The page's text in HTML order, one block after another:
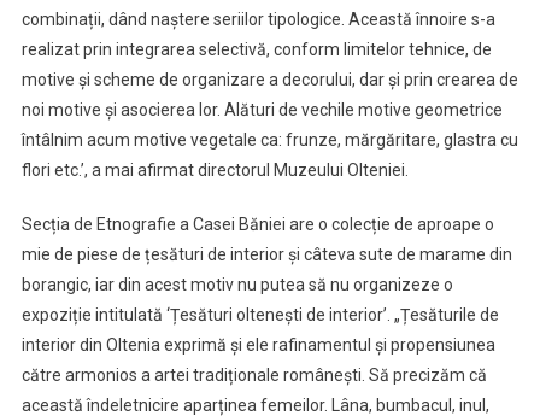
combinații, dând naștere seriilor tipologice. Această înnoire s-a
realizat prin integrarea selectivă, conform limitelor tehnice, de
motive și scheme de organizare a decorului, dar și prin crearea de
noi motive și asocierea lor. Alături de vechile motive geometrice
întâlnim acum motive vegetale ca: frunze, mărgăritare, glastra cu
flori etc.’, a mai afirmat directorul Muzeului Olteniei.
Secția de Etnografie a Casei Băniei are o colecție de aproape o
mie de piese de țesături de interior și câteva sute de marame din
borangic, iar din acest motiv nu putea să nu organizeze o
expoziție intitulată ‘Țesături oltenești de interior’. „Țesăturile de
interior din Oltenia exprimă și ele rafinamentul și propensiunea
către armonios a artei tradiționale românești. Să precizăm că
această îndeletnicire aparținea femeilor. Lâna, bumbacul, inul,